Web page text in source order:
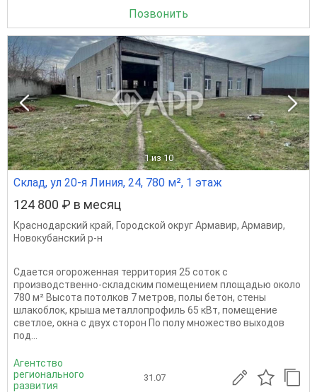
Позвонить
1 из 10
Склад, ул 20-я Линия, 24, 780 м², 1 этаж
124 800 ₽ в месяц
Краснодарский край, Городской округ Армавир, Армавир,
Новокубанский р-н
Сдается огороженная территория 25 соток с
производственно-складским помещением площадью около
780 м² Высота потолков 7 метров, полы бетон, стены
шлакоблок, крыша металлопрофиль 65 кВт, помещение
светлое, окна с двух сторон По полу множество выходов
под...
Агентство
регионального
развития
31.07